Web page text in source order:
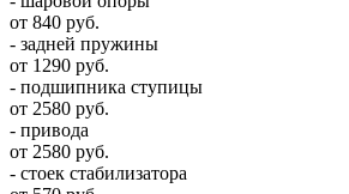
от 840 руб.
- задней пружины
от 1290 руб.
- подшипника ступицы
от 2580 руб.
- привода
от 2580 руб.
- стоек стабилизатора